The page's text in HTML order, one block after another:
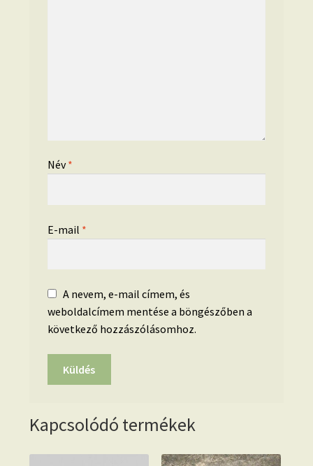
Név*
E-mail *
A nevem, e-mail címem, és
weboldalcímem mentése a böngészőben a
következő hozzászólásomhoz.
Kapcsolódó termékek